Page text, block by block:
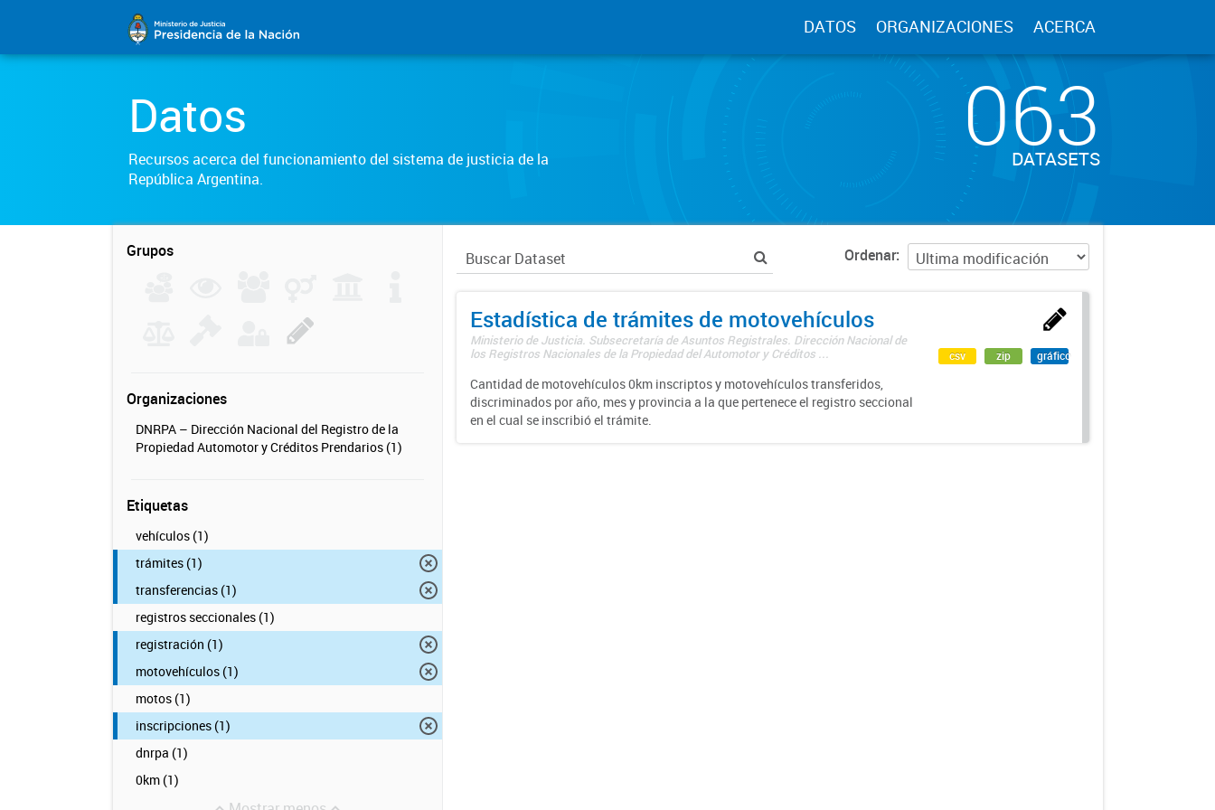
DATOS ORGANIZACIONES ACERCA
Datos
Recursos acerca del funcionamiento del sistema de justicia de la
República Argentina.
063
DATASETS
Grupos
Organizaciones
DNRPA – Dirección Nacional del Registro de la
Propiedad Automotor y Créditos Prendarios (1)
Etiquetas
vehículos (1)
trámites (1)
transferencias (1)
registros seccionales (1)
registración (1)
motovehículos (1)
motos (1)
inscripciones (1)
dnrpa (1)
0km (1)
Ordenar
Estadística de trámites de motovehículos
Ministerio de Justicia. Subsecretaría de Asuntos Registrales. Dirección Nacional de
los Registros Nacionales de la Propiedad del Automotor y Créditos ...
Cantidad de motovehículos 0km inscriptos y motovehículos transferidos,
discriminados por año, mes y provincia a la que pertenece el registro seccional
en el cual se inscribió el trámite.
csv zip gráfico